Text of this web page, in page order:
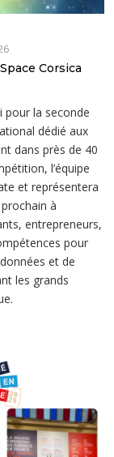
Corsica
pour la seconde
dédié aux
dans près de 40
l’équipe
et représentera
à
entrepreneurs,
pour
et de
les grands